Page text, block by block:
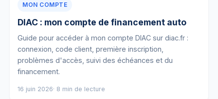
MON COMPTE
DIAC : mon compte de financement auto
Guide pour accéder à mon compte DIAC sur diac.fr :
connexion, code client, première inscription,
problèmes d'accès, suivi des échéances et du
financement.
16 juin 2026· 8 min de lecture